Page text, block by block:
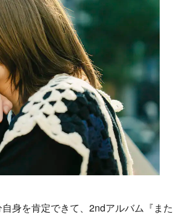
身を肯定できて、2ndアルバム『また